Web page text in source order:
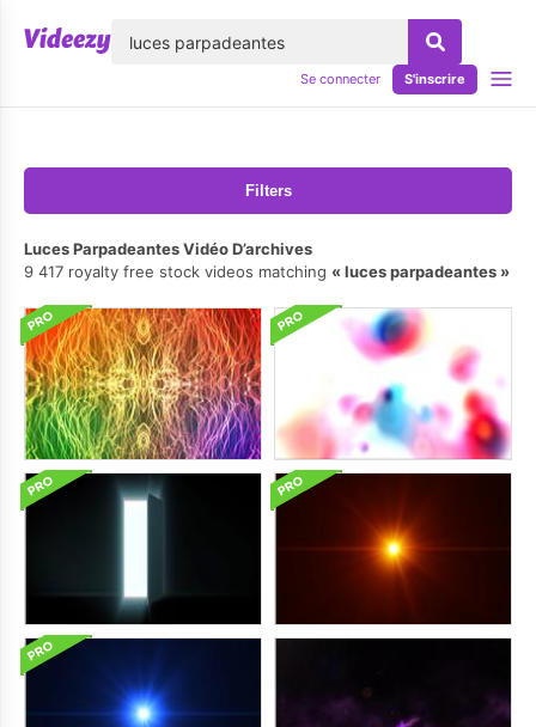
Se connecter S'inscrire
Filters
Luces Parpadeantes Vidéo D’archives
9 417 royalty free stock videos matching
luces parpadeantes